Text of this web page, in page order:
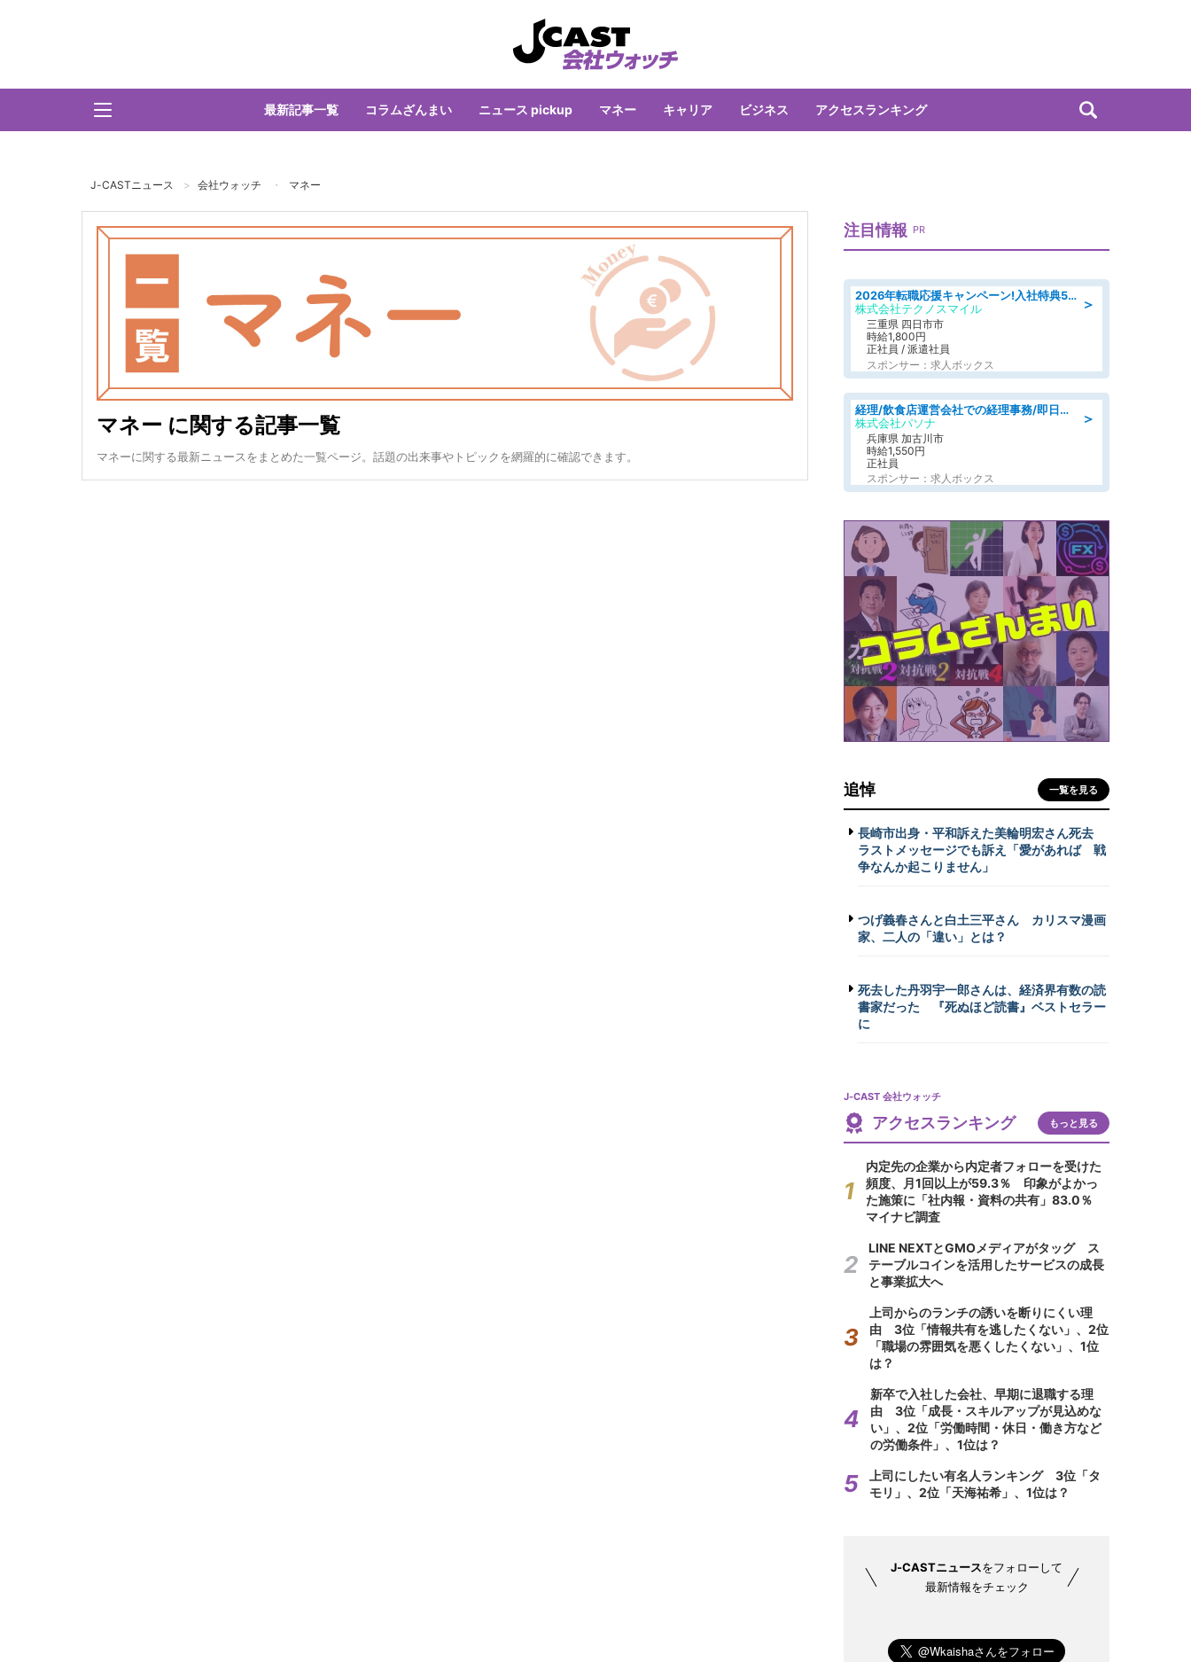
最新記事一覧 コラムざんまい ニュース pickup マネー キャリア ビジネス アクセスランキング
J-CASTニュース 会社ウォッチ マネー
マネー に関する記事一覧
マネーに関する最新ニュースをまとめた一覧ページ。話題の出来事やトピックを網羅的に確認できます。
注目情報 PR
＞
2026年転職応援キャンペーン!入社特典58万円/デンソーで働こう!自動車工場で小型部品の検査業務 denso aichi
株式会社テクノスマイル
三重県 四日市市
時給1,800円
正社員 / 派遣社員
スポンサー：求人ボックス
＞
経理/飲食店運営会社での経理事務/即日勤務可/車通勤可/経理/一般事務
株式会社パソナ
兵庫県 加古川市
時給1,550円
正社員
スポンサー：求人ボックス
追悼 一覧を見る
長崎市出身・平和訴えた美輪明宏さん死去
ラストメッセージでも訴え「愛があれば 戦
争なんか起こりません」
つげ義春さんと白土三平さん カリスマ漫画
家、二人の「違い」とは？
死去した丹羽宇一郎さんは、経済界有数の読
書家だった 『死ぬほど読書』ベストセラー
に
J-CAST 会社ウォッチ
アクセスランキング もっと見る
内定先の企業から内定者フォローを受けた
頻度、月1回以上が59.3％ 印象がよかっ
た施策に「社内報・資料の共有」83.0％
マイナビ調査
LINE NEXTとGMOメディアがタッグ ス
テーブルコインを活用したサービスの成長
と事業拡大へ
上司からのランチの誘いを断りにくい理
由 3位「情報共有を逃したくない」、2位
「職場の雰囲気を悪くしたくない」、1位
は？
新卒で入社した会社、早期に退職する理
由 3位「成長・スキルアップが見込めな
い」、2位「労働時間・休日・働き方など
の労働条件」、1位は？
上司にしたい有名人ランキング 3位「タ
モリ」、2位「天海祐希」、1位は？
J-CASTニュースをフォローして
最新情報をチェック